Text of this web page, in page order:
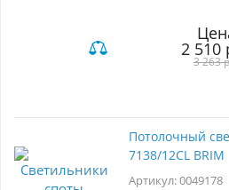
бренда Bridgelux,
брашированный
2 510
3 263
Потолочный
7138/12CL BRIM
Артикул: 0049178